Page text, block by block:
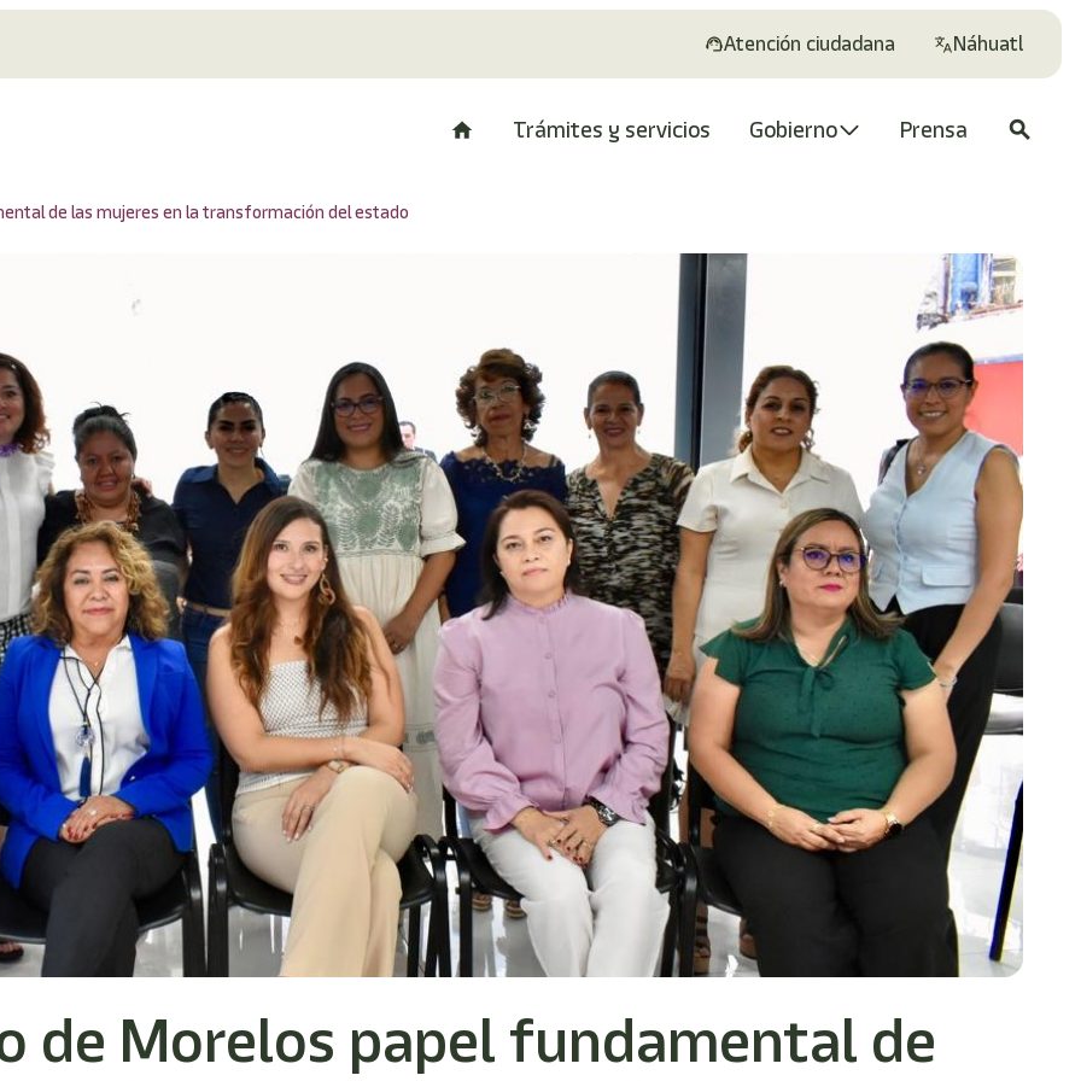
Atención ciudadana Náhuatl
Trámites y servicios Gobierno Prensa search
de las mujeres en la transformación del estado
de Morelos papel fundamental de